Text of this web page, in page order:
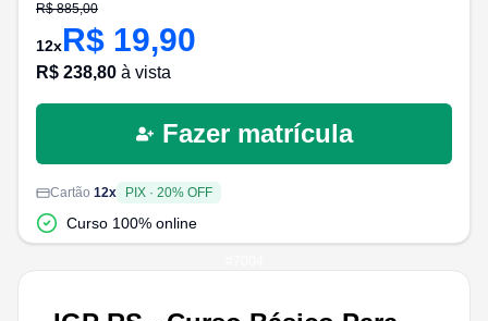
R$885,00
12xR$ 19,90
R$ 238,80 à vista
Fazer matrícula
Cartão 12x PIX · 20% OFF
Curso 100% online